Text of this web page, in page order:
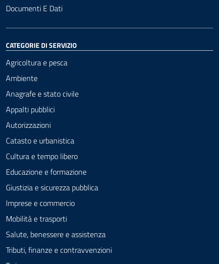
Documenti E Dati
CATEGORIE DI SERVIZIO
Agricoltura e pesca
Ambiente
Anagrafe e stato civile
Appalti pubblici
Autorizzazioni
Catasto e urbanistica
Cultura e tempo libero
Educazione e formazione
Giustizia e sicurezza pubblica
Imprese e commercio
Mobilità e trasporti
Salute, benessere e assistenza
Tributi, finanze e contravvenzioni